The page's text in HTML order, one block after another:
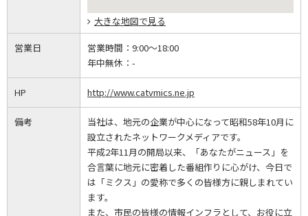
大きな地図で見る
営業日 営業時間： 9:00～18:00
年中無休： -
HP http://www.catvmics.ne.jp
備考
当社は、地元の企業が中心になって昭和58年10月に
設立されたネットワークメディアです。
平成2年11月の開局以来、「あなたがニュース」を
合言葉に地元に密着した番組作りに心がけ、今日で
は「ミクス」の愛称で多くの皆様方に親しまれてい
ます。
また、市民の皆様の情報インフラとして、お役に立